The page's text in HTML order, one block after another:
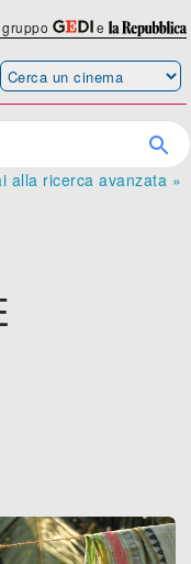
e
alla ricerca avanzata »